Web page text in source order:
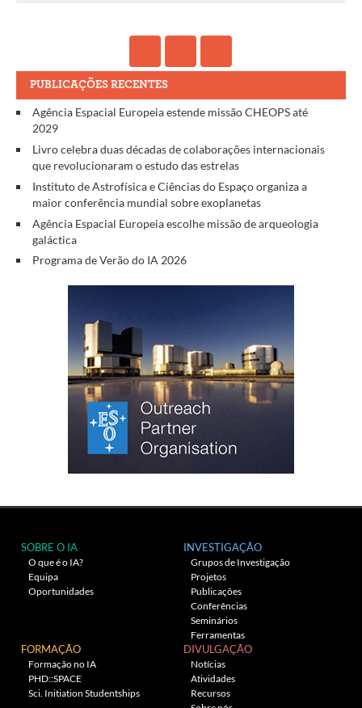
PUBLICAÇÕES RECENTES
Agência Espacial Europeia estende missão CHEOPS até
2029
Livro celebra duas décadas de colaborações internacionais
que revolucionaram o estudo das estrelas
Instituto de Astrofísica e Ciências do Espaço organiza a
maior conferência mundial sobre exoplanetas
Agência Espacial Europeia escolhe missão de arqueologia
galáctica
Programa de Verão do IA 2026
SOBRE O IA
O que é o IA?
Equipa
Oportunidades
INVESTIGAÇÃO
Grupos de Investigação
Projetos
Publicações
Conferências
Seminários
Ferramentas
FORMAÇÃO
Formação no IA
PHD::SPACE
Sci. Initiation Studentships
DIVULGAÇÃO
Notícias
Atividades
Recursos